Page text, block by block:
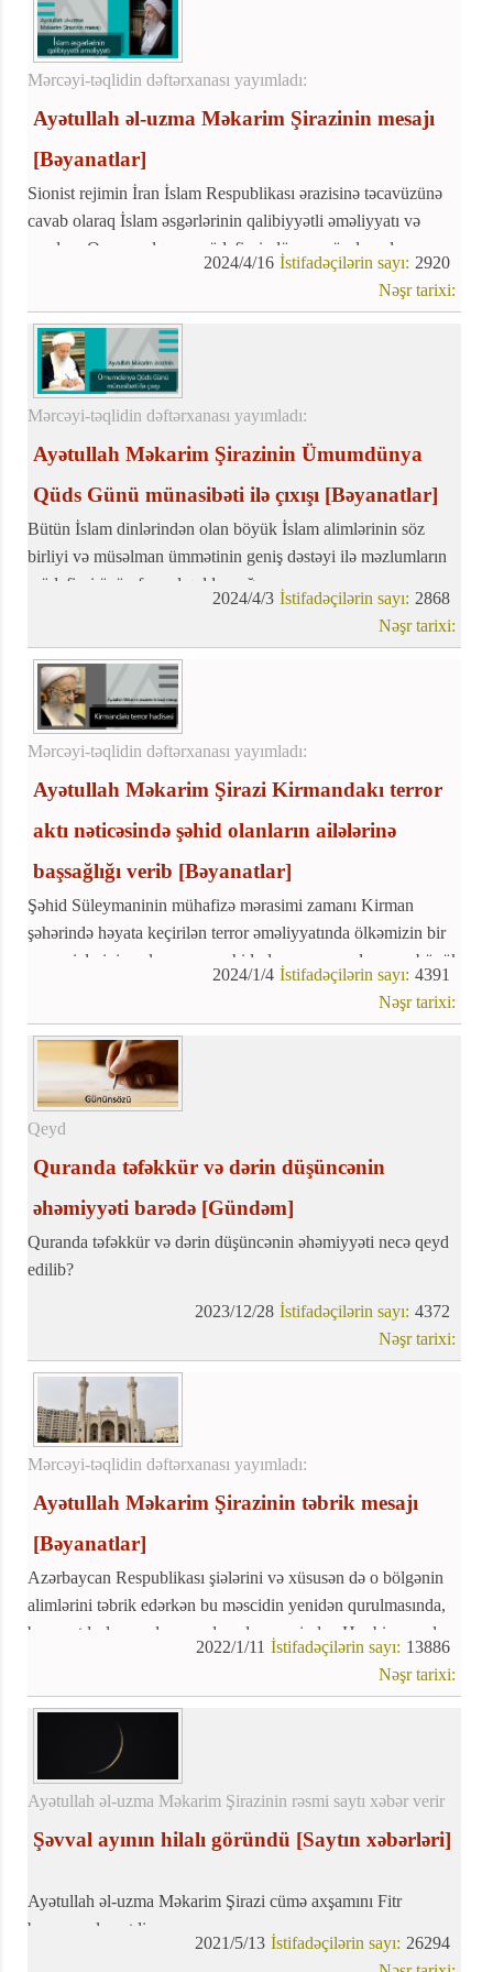
Mərcəyi-təqlidin dəftərxanası yayımladı:
Ayətullah əl-uzma Məkarim Şirazinin mesajı
[Bəyanatlar]
Sionist rejimin İran İslam Respublikası ərazisinə təcavüzünə
cavab olaraq İslam əsgərlərinin qalibiyyətli əməliyyatı və
məzlum Qəzzə xalqının müdafiəsi, dünya müsəlmanlarının
qürur, şərəf və məmnunluq mənbəyinə çevrildi.
2920
İstifadəçilərin sayı:
2024/4/16
Nəşr tarixi:
Mərcəyi-təqlidin dəftərxanası yayımladı:
Ayətullah Məkarim Şirazinin Ümumdünya
Qüds Günü münasibəti ilə çıxışı [Bəyanatlar]
Bütün İslam dinlərindən olan böyük İslam alimlərinin söz
birliyi və müsəlman ümmətinin geniş dəstəyi ilə məzlumların
müdafiəsi üçün fəryad qaldırmağı
2868
İstifadəçilərin sayı:
2024/4/3
Nəşr tarixi:
Mərcəyi-təqlidin dəftərxanası yayımladı:
Ayətullah Məkarim Şirazi Kirmandakı terror
aktı nəticəsində şəhid olanların ailələrinə
başsağlığı verib [Bəyanatlar]
Şəhid Süleymaninin mühafizə mərasimi zamanı Kirman
şəhərində həyata keçirilən terror əməliyyatında ölkəmizin bir
çox əzizlərinin zalımcasına şəhid olması və yaralanması böyük
4391
İstifadəçilərin sayı:
2024/1/4
Nəşr tarixi:
Qeyd
Quranda təfəkkür və dərin düşüncənin
əhəmiyyəti barədə [Gündəm]
Quranda təfəkkür və dərin düşüncənin əhəmiyyəti necə qeyd
edilib?
4372
İstifadəçilərin sayı:
2023/12/28
Nəşr tarixi:
Mərcəyi-təqlidin dəftərxanası yayımladı:
Ayətullah Məkarim Şirazinin təbrik mesajı
[Bəyanatlar]
Azərbaycan Respublikası şiələrini və xüsusən də o bölgənin
alimlərini təbrik edərkən bu məscidin yenidən qurulmasında,
başa çatdırılmasında və açılışında əməyi olan Hər bir məsul
13886
İstifadəçilərin sayı:
2022/1/11
Nəşr tarixi:
Ayətullah əl-uzma Məkarim Şirazinin rəsmi saytı xəbər verir
Şəvval ayının hilalı göründü [Saytın xəbərləri]
Ayətullah əl-uzma Məkarim Şirazi cümə axşamını Fitr
bayramı elan etdi.
Ayətullah Məkarim Şirazi yanında şəvval ayının hilalının
26294
İstifadəçilərin sayı:
2021/5/13